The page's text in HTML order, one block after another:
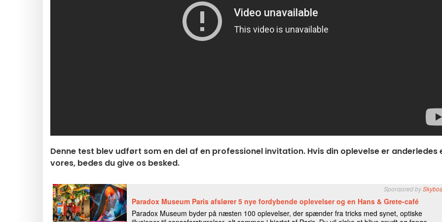
Denne test blev udført som en del af en professionel invitation. Hvis din oplevelse er anderledes
vores, bedes du give os besked.